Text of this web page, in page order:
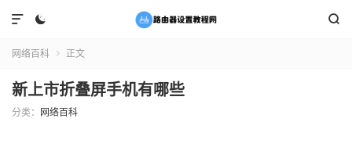
 

网络百科  正文
新上市折叠屏手机有哪些
分类： 网络百科